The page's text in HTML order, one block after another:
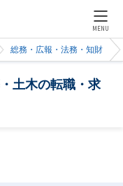
MENU
総務・広報・法務・知財
土木の転職・求